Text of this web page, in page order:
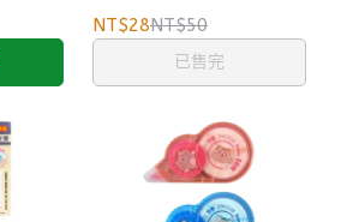
NT$28NT$50
已售完